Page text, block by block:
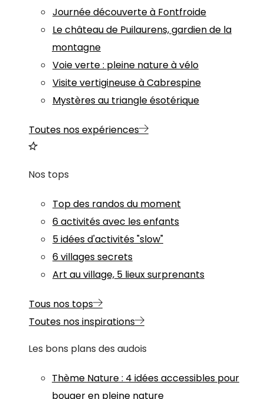
Journée découverte à Fontfroide
Le château de Puilaurens, gardien de la
montagne
Voie verte : pleine nature à vélo
Visite vertigineuse à Cabrespine
Mystères au triangle ésotérique
Toutes nos expériences
Nos tops
Top des randos du moment
6 activités avec les enfants
5 idées d'activités "slow"
6 villages secrets
Art au village, 5 lieux surprenants
Tous nos tops
Toutes nos inspirations
Les bons plans des audois
Thème Nature: 4 idées accessibles pour
bouger en pleine nature